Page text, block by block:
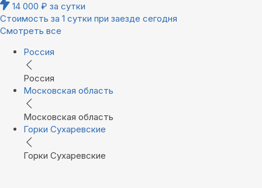
14 000 ₽ за сутки
Стоимость за 1 сутки при заезде сегодня
Смотреть все
Россия
Россия
Московская область
Московская область
Горки Сухаревские
Горки Сухаревские